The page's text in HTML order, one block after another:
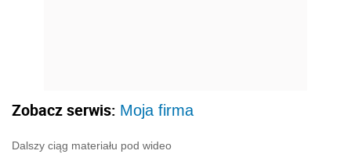
Zobacz serwis: Moja firma
Dalszy ciąg materiału pod wideo